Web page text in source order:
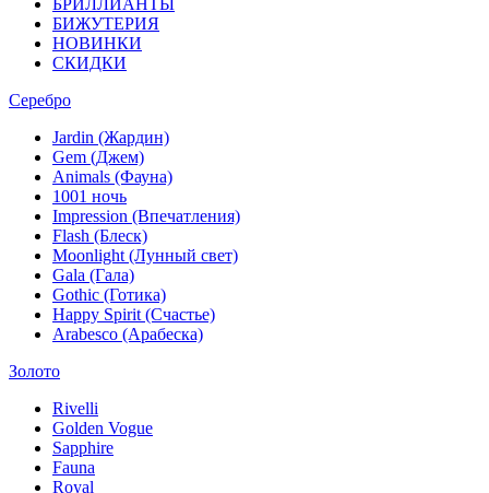
БРИЛЛИАНТЫ
БИЖУТЕРИЯ
НОВИНКИ
СКИДКИ
Серебро
Jardin (Жардин)
Gem (Джем)
Animals (Фауна)
1001 ночь
Impression (Впечатления)
Flash (Блеск)
Moonlight (Лунный свет)
Gala (Гала)
Gothic (Готика)
Happy Spirit (Счастье)
Arabesco (Арабеска)
Золото
Rivelli
Golden Vogue
Sapphire
Fauna
Royal